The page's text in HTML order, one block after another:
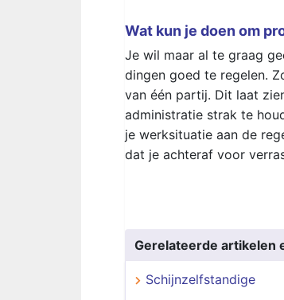
Wat kun je doen om
Je wil maar al te graag
dingen goed te regelen.
van één partij. Dit laat
administratie strak te
je werksituatie aan de
dat je achteraf voor
Gerelateerde artikelen
Schijnzelfstandige